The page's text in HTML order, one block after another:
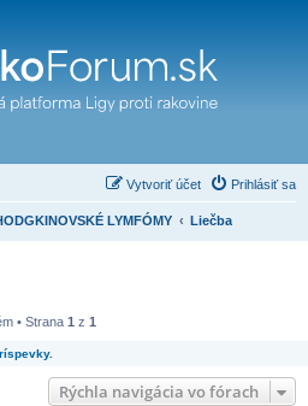
Prihlásiť sa
Vytvoriť účet
LYMFÓMY Liečba
• Strana 1 z 1
Rýchla navigácia vo fórach